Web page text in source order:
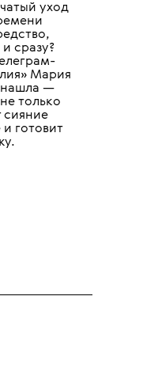
уход
сразу?
Мария
нашла —
только
сияние
готовит